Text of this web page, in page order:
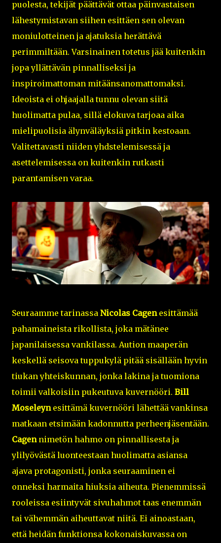
puolesta, tekijät päättävät ottaa päinvastaisen
lähestymistavan siihen esittäen sen olevan
moniulotteinen ja ajatuksia herättävä
perimmiltään. Varsinainen totetus jää kuitenkin
jopa yllättävän pinnalliseksi ja
inspiroimattoman mitäänsanomattomaksi.
Ideoista ei ohjaajalla tunnu olevan siitä
huolimatta pulaa, sillä elokuva tarjoaa aika
mielipuolisia älynväläyksiä pitkin kestoaan.
Valitettavasti niiden yhdstelemisessä ja
asettelemisessa on kuitenkin rutkasti
parantamisen varaa.
Seuraamme tarinassa Nicolas Cagenesittämää
pahamaineista rikollista, joka mätänee
japanilaisessa vankilassa. Aution maaperän
keskellä seisova tuppukylä pitää sisällään hyvin
tiukan yhteiskunnan, jonka lakina ja tuomiona
toimii valkoisiin pukeutuva kuvernööri. Bill
Moseleynesittämä kuvernööri lähettää vankinsa
matkaan etsimään kadonnutta perheenjäsentään.
Cagennimetön hahmo on pinnallisesta ja
ylilyövästä luonteestaan huolimatta asiansa
ajava protagonisti, jonka seuraaminen ei
onneksi harmaita hiuksia aiheuta. Pienemmissä
rooleissa esiintyvät sivuhahmot taas enemmän
tai vähemmän aiheuttavat niitä. Ei ainoastaan,
että heidän funktionsa kokonaiskuvassa on